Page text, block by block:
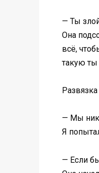
— Ты
Она
всё,
такую ты
— Мы
Я
— Если